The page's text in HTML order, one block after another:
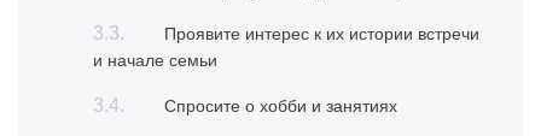
Проявите интерес к их истории встречи
и начале семьи
Спросите о хобби и занятиях